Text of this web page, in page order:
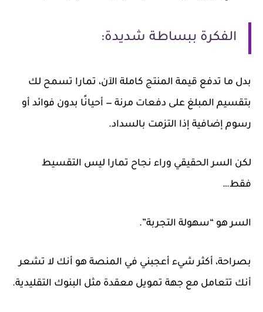
الفكرة ببساطة شديدة:
بدل ما تدفع قيمة المنتج كاملة الآن، تمارا تسمح لك
بتقسيم المبلغ على دفعات مرنة — أحيانًا بدون فوائد أو
رسوم إضافية إذا التزمت بالسداد.
لكن السر الحقيقي وراء نجاح تمارا ليس التقسيط
فقط…
السر هو “سهولة التجربة”.
بصراحة، أكثر شيء أعجبني في المنصة هو أنك لا تشعر
أنك تتعامل مع جهة تمويل معقدة مثل البنوك التقليدية.